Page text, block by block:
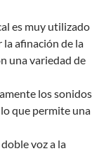
es muy utilizado
afinación de la
una variedad de
los sonidos
que permite una
voz a la